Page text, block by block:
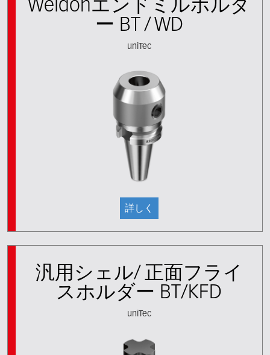
Weldonエンドミルホルダ
ー BT / WD
uniTec
詳しく
汎用シェル/ 正面フライ
スホルダー BT/KFD
uniTec